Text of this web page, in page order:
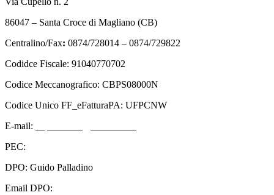
86047 – Santa Croce di Magliano (CB)
Centralino/Fax: 0874/728014 – 0874/729822
Codidce Fiscale: 91040770702
Codice Meccanografico: CBPS08000N
Codice Unico FF_eFatturaPA: UFPCNW
E-mail:
PEC:
DPO: Guido Palladino
Email DPO: